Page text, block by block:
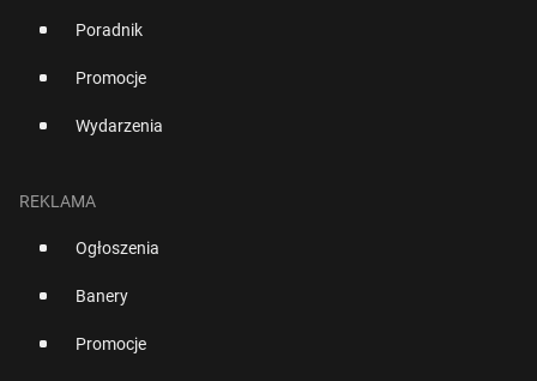
Poradnik
Promocje
Wydarzenia
REKLAMA
Ogłoszenia
Banery
Promocje